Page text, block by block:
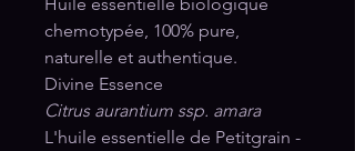
chemotypée, 100% pure,
naturelle et authentique.
Divine Essence
Citrus aurantium ssp. amara
L'huile essentielle de Petitgrain -